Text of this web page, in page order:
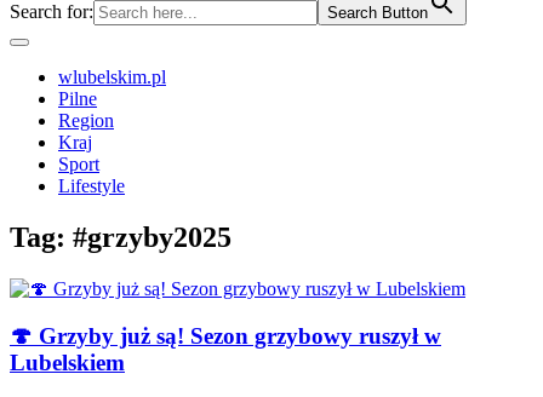
Search for: Search Button
wlubelskim.pl
Pilne
Region
Kraj
Sport
Lifestyle
Tag: #grzyby2025
🍄 Grzyby już są! Sezon grzybowy ruszył w
Lubelskiem